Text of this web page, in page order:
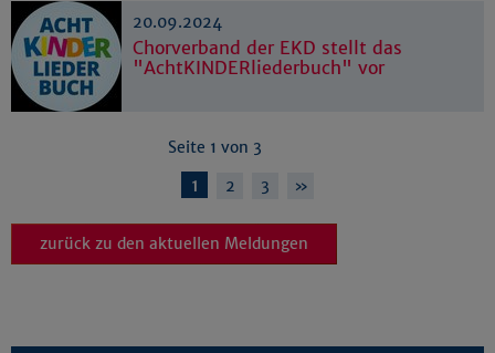
20.09.2024
Chorverband der EKD stellt das
"AchtKINDERliederbuch" vor
Seite 1 von 3
1 2 3 »
zurück zu den aktuellen Meldungen